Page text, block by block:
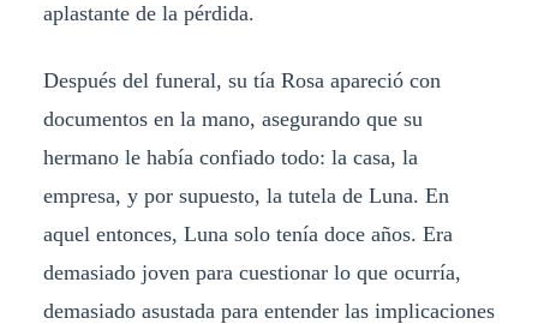
aplastante de la pérdida.
Después del funeral, su tía Rosa apareció con
documentos en la mano, asegurando que su
hermano le había confiado todo: la casa, la
empresa, y por supuesto, la tutela de Luna. En
aquel entonces, Luna solo tenía doce años. Era
demasiado joven para cuestionar lo que ocurría,
demasiado asustada para entender las implicaciones